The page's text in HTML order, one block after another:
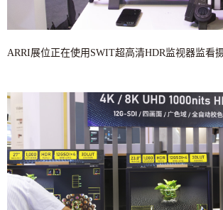
ARRI展位正在使用SWIT超高清HDR监视器监看